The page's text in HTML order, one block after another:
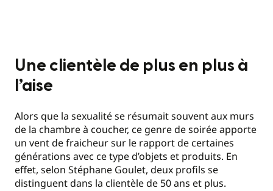
Une clientèle de plus en plus à
l’aise
Alors que la sexualité se résumait souvent aux murs
de la chambre à coucher, ce genre de soirée apporte
un vent de fraicheur sur le rapport de certaines
générations avec ce type d’objets et produits. En
effet, selon Stéphane Goulet, deux profils se
distinguent dans la clientèle de 50 ans et plus.